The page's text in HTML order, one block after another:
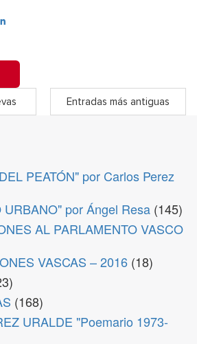
Entradas más antiguas
PEATÓN" por Carlos Perez
URBANO" por Ángel Resa (145)
AL PARLAMENTO VASCO
VASCAS – 2016 (18)
(168)
URALDE "Poemario 1973-